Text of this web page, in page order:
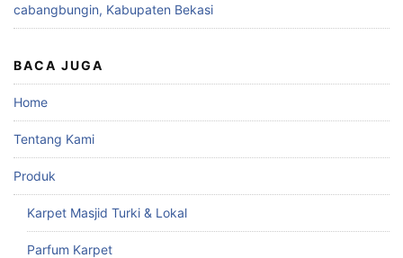
cabangbungin, Kabupaten Bekasi
BACA JUGA
Home
Tentang Kami
Produk
Karpet Masjid Turki & Lokal
Parfum Karpet